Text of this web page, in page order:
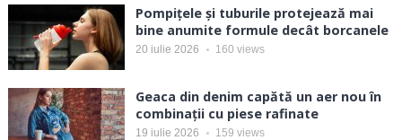
Pompițele și tuburile protejează mai
bine anumite formule decât borcanele
20 iulie 2026 160 views
Geaca din denim capătă un aer nou în
combinații cu piese rafinate
19 iulie 2026 159 views